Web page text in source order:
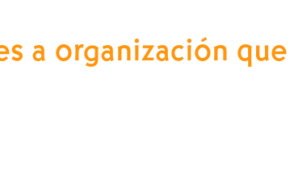
a organización